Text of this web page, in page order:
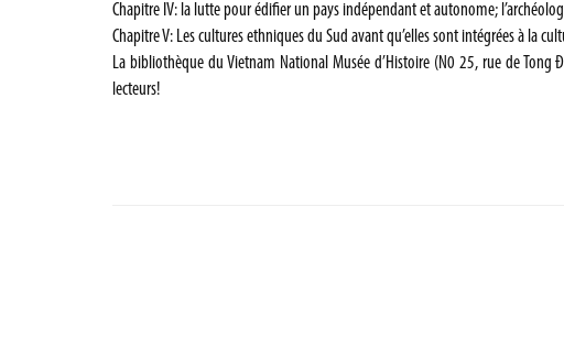
Chapitre IV: la lutte pour édifier un pays indépendant et autonome;
Chapitre V: Les cultures ethniques du Sud avant qu’elles sont intégrées à la
La bibliothèque du Vietnam National Musée d’Histoire (N0 25, rue de
lecteurs!